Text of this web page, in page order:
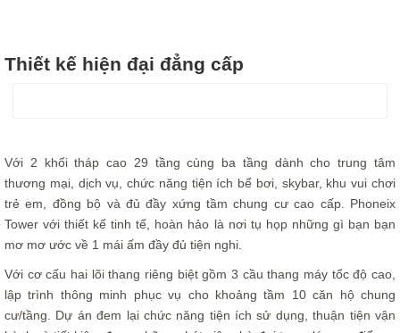
Thiết kế hiện đại đẳng cấp
Với 2 khối tháp cao 29 tầng cùng ba tầng dành cho trung tâm
thương mại, dịch vụ, chức năng tiện ích bể bơi, skybar, khu vui chơi
trẻ em, đồng bộ và đủ đầy xứng tầm chung cư cao cấp. Phoneix
Tower với thiết kế tinh tế, hoàn hảo là nơi tụ họp những gì bạn bạn
mơ mơ ước về 1 mái ấm đầy đủ tiện nghi.
Với cơ cấu hai lõi thang riêng biệt gồm 3 cầu thang máy tốc độ cao,
lập trình thông minh phục vụ cho khoảng tầm 10 căn hộ chung
cư/tầng. Dự án đem lại chức năng tiện ích sử dụng, thuận tiện vận